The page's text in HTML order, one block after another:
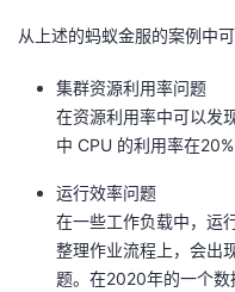
从上述的蚂蚁金服的案例中
集群资源利用率问题
在资源利用率中可以发
中 CPU 的利用率在
运行效率问题
在一些工作负载中，运
整理作业流程上，会出
题。在2020年的一个数